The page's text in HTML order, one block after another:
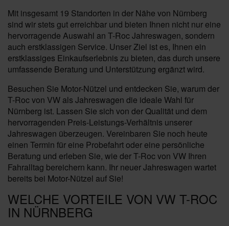
Mit insgesamt 19 Standorten in der Nähe von Nürnberg
sind wir stets gut erreichbar und bieten Ihnen nicht nur eine
hervorragende Auswahl an T-Roc Jahreswagen, sondern
auch erstklassigen Service. Unser Ziel ist es, Ihnen ein
erstklassiges Einkaufserlebnis zu bieten, das durch unsere
umfassende Beratung und Unterstützung ergänzt wird.
Besuchen Sie Motor-Nützel und entdecken Sie, warum der
T-Roc von VW als Jahreswagen die ideale Wahl für
Nürnberg ist. Lassen Sie sich von der Qualität und dem
hervorragenden Preis-Leistungs-Verhältnis unserer
Jahreswagen überzeugen. Vereinbaren Sie noch heute
einen Termin für eine Probefahrt oder eine persönliche
Beratung und erleben Sie, wie der T-Roc von VW Ihren
Fahralltag bereichern kann. Ihr neuer Jahreswagen wartet
bereits bei Motor-Nützel auf Sie!
WELCHE VORTEILE VON VW T-ROC
IN NÜRNBERG